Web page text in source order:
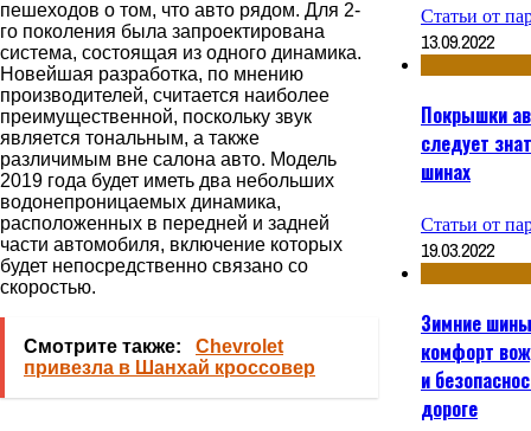
пешеходов о том, что авто рядом. Для 2-
го поколения была запроектирована
система, состоящая из одного динамика.
Новейшая разработка, по мнению
производителей, считается наиболее
преимущественной, поскольку звук
является тональным, а также
различимым вне салона авто. Модель
2019 года будет иметь два небольших
водонепроницаемых динамика,
расположенных в передней и задней
части автомобиля, включение которых
будет непосредственно связано со
скоростью.
Смотрите также:
Chevrolet
привезла в Шанхай кроссовер
Статьи от
13.09.2022
Покрышки
следует
шинах
Статьи от
19.03.2022
Зимние
комфорт
и
дороге